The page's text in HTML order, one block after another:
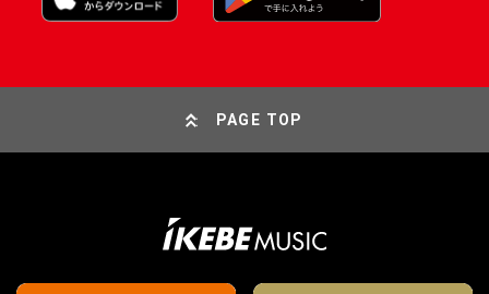
配信/ライブ機器 楽器アクセサリ
中古 ヴィンテージ
PAGE TOP